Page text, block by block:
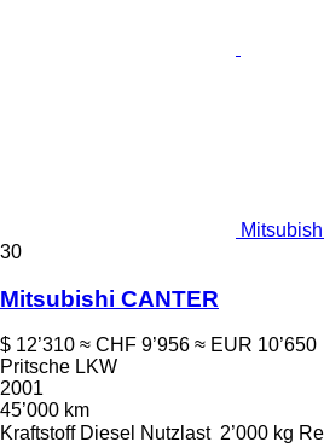
30
Mitsubishi CANTER
$ 12’310 ≈ CHF 9’956 ≈ EUR 10’650
Pritsche LKW
2001
45’000 km
Kraftstoff Diesel Nutzlast 2’000 kg